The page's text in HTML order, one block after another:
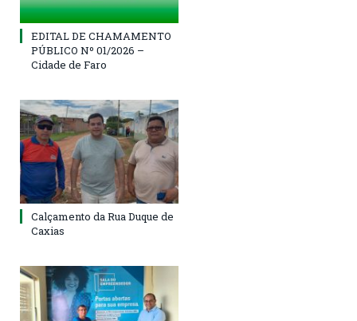
EDITAL DE CHAMAMENTO
PÚBLICO Nº 01/2026 –
Cidade de Faro
Calçamento da Rua Duque de
Caxias